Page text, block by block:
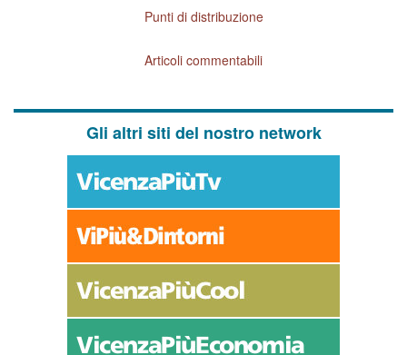
Punti di distribuzione
Articoli commentabili
Gli altri siti del nostro network